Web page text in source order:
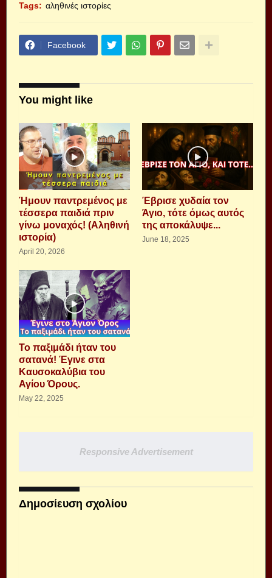
Tags: αληθινές ιστορίες
Facebook
You might like
Ήμουν παντρεμένος με
τέσσερα παιδιά πριν
γίνω μοναχός! (Αληθινή
ιστορία)
April 20, 2026
Έβρισε χυδαία τον
Άγιο, τότε όμως αυτός
της αποκάλυψε...
June 18, 2025
Το παξιμάδι ήταν του
σατανά! Έγινε στα
Καυσοκαλύβια του
Αγίου Όρους.
May 22, 2025
Responsive Advertisement
Δημοσίευση σχολίου